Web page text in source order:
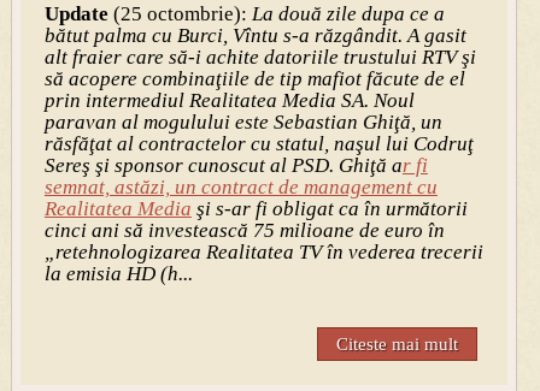
Update (25 octombrie): La două zile dupa ce a
bătut palma cu Burci, Vîntu s-a răzgândit. A gasit
alt fraier care să-i achite datoriile trustului RTV şi
să acopere combinaţiile de tip mafiot făcute de el
prin intermediul Realitatea Media SA. Noul
paravan al mogulului este Sebastian Ghiţă, un
răsfăţat al contractelor cu statul, naşul lui Codruţ
Sereş şi sponsor cunoscut al PSD. Ghiţă ar fi
semnat, astăzi, un contract de management cu
Realitatea Media şi s-ar fi obligat ca în următorii
cinci ani să investească 75 milioane de euro în
„retehnologizarea Realitatea TV în vederea trecerii
la emisia HD (h...
Citeste mai mult